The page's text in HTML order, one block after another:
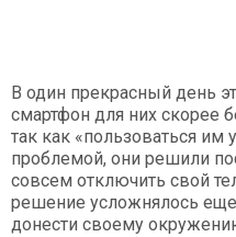
В один прекрасный день
смартфон для них скорее
так как «пользоваться
проблемой, они решили
совсем отключить свой
решение усложнялось
донести своему